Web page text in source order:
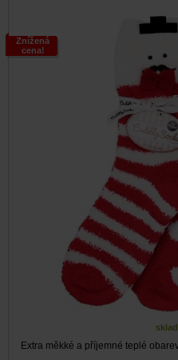
Extra měkké a příjemné teplé
Znížená
cena!